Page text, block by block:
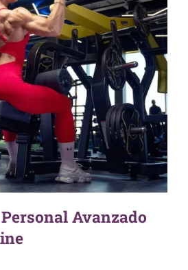
Avanzado